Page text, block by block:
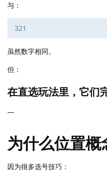
与：
321
虽然数字相同。
但：
在直选玩法里，它们
—
为什么位置概
因为很多选号技巧：